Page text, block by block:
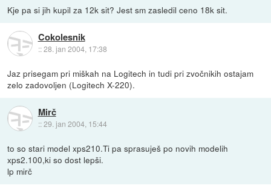
Kje pa si jih kupil za 12k sit? Jest sm zasledil ceno 18k sit.
Cokolesnik
::28. jan 2004, 17:38
Jaz prisegam pri miškah na Logitech in tudi pri zvočnikih ostajam
zelo zadovoljen (Logitech X-220).
Mirč
::29. jan 2004, 15:44
to so stari model xps210.Ti pa sprasuješ po novih modelih
xps2.100,ki so dost lepši.
lp mirč